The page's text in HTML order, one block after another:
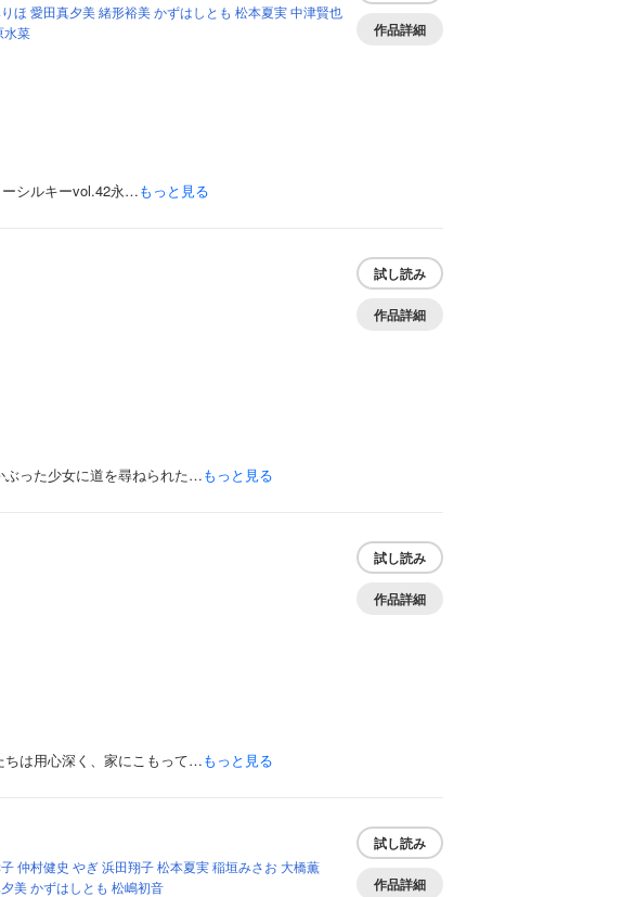
ほ 愛田真夕美 緒形裕美 かずはしとも 松本夏実 中津賢也
水菜
作品詳細
シルキーvol.42永…もっと見る
試し読み
作品詳細
ぶった少女に道を尋ねられた…もっと見る
試し読み
作品詳細
ちは用心深く、家にこもって…もっと見る
仲村健史 やぎ 浜田翔子 松本夏実 稲垣みさお 大橋薫
美 かずはしとも 松嶋初音
試し読み
作品詳細